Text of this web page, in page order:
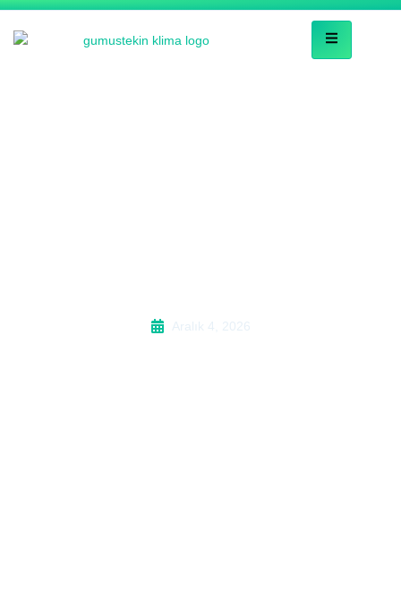
Aralık 4, 2026